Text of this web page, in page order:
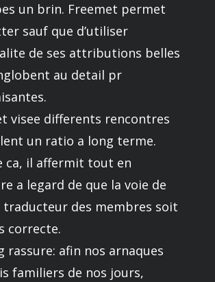
un brin. Freemet permet
sauf que d’utiliser
de ses attributions belles
au detail pr
visee differents rencontres
un ratio a long terme.
ca, il affermit tout en
a legard de que la voie de
traducteur des membres soit
correcte.
rassure: afin nos arnaques
familiers de nos jours,